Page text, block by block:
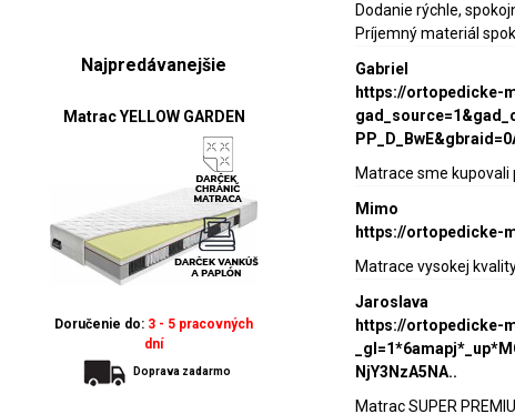
Najpredávanejšie
Matrac YELLOW GARDEN
Doručenie do: 3 - 5 pracovných
dní
Doprava zadarmo
Dodanie rýchle,
Príjemný materiál
Gabriel
https://ortopedicke-
Matrace sme kupovali
Mimo
https://ortopedicke-
Matrace vysokej
Jaroslava
https://ortopedicke-
NjY3NzA5NA..
Matrac SUPER